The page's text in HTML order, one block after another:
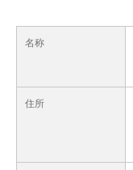
名称
住所